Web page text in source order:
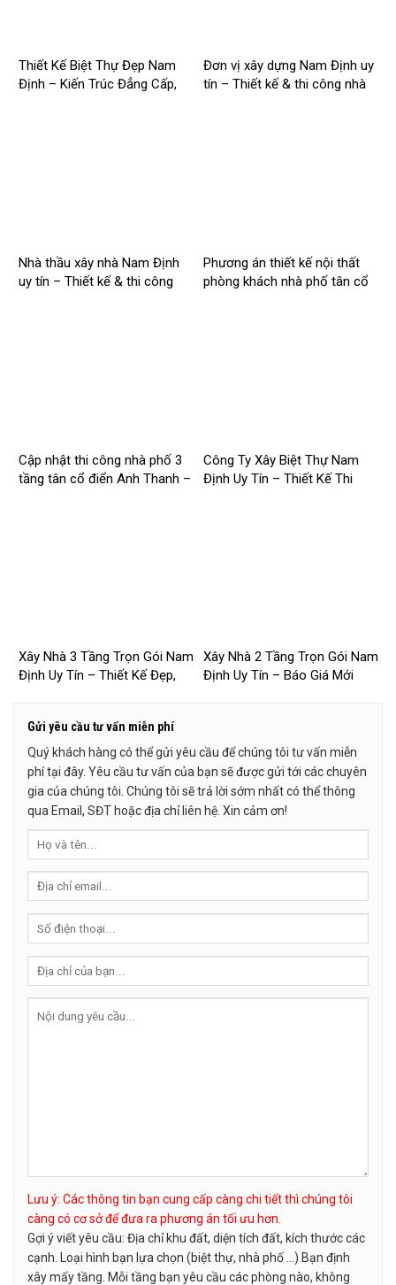
Thiết Kế Biệt Thự Đẹp Nam
Định – Kiến Trúc Đẳng Cấp,
Đơn vị xây dựng Nam Định uy
tín – Thiết kế & thi công nhà
Nhà thầu xây nhà Nam Định
uy tín – Thiết kế & thi công
Phương án thiết kế nội thất
phòng khách nhà phố tân cổ
Cập nhật thi công nhà phố 3
tầng tân cổ điển Anh Thanh –
Công Ty Xây Biệt Thự Nam
Định Uy Tín – Thiết Kế Thi
Xây Nhà 3 Tầng Trọn Gói Nam
Định Uy Tín – Thiết Kế Đẹp,
Xây Nhà 2 Tầng Trọn Gói Nam
Định Uy Tín – Báo Giá Mới
Gửi yêu cầu tư vấn miễn phí
Quý khách hàng có thể gửi yêu cầu để chúng tôi tư vấn miễn
phí tại đây. Yêu cầu tư vấn của bạn sẽ được gửi tới các chuyên
gia của chúng tôi. Chúng tôi sẽ trả lời sớm nhất có thể thông
qua Email, SĐT hoặc địa chỉ liên hệ. Xin cảm ơn!
Lưu ý: Các thông tin bạn cung cấp càng chi tiết thì chúng tôi
càng có cơ sở để đưa ra phương án tối ưu hơn.
Gợi ý viết yêu cầu: Địa chỉ khu đất, diện tích đất, kích thước các
cạnh. Loại hình bạn lựa chọn (biệt thự, nhà phố …) Bạn định
xây mấy tầng. Mỗi tầng bạn yêu cầu các phòng nào, không